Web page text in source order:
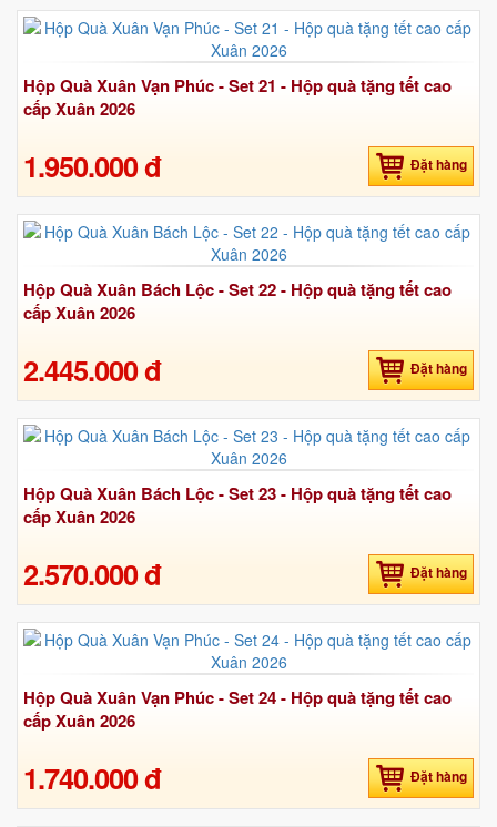
Hộp Quà Xuân Vạn Phúc - Set 21 - Hộp quà tặng tết cao
cấp Xuân 2026
1.950.000 đ Đặt hàng
Hộp Quà Xuân Bách Lộc - Set 22 - Hộp quà tặng tết cao
cấp Xuân 2026
2.445.000 đ Đặt hàng
Hộp Quà Xuân Bách Lộc - Set 23 - Hộp quà tặng tết cao
cấp Xuân 2026
2.570.000 đ Đặt hàng
Hộp Quà Xuân Vạn Phúc - Set 24 - Hộp quà tặng tết cao
cấp Xuân 2026
1.740.000 đ Đặt hàng